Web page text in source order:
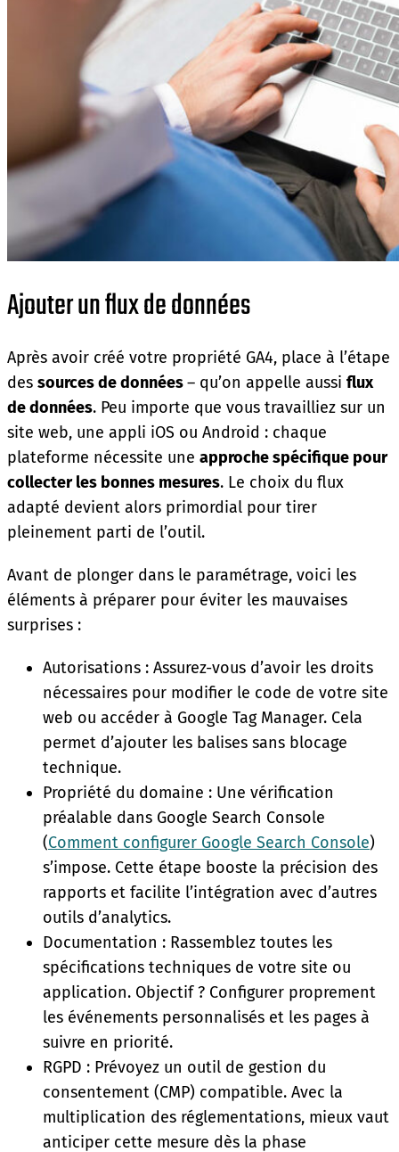
Ajouter un flux de données
Après avoir créé votre propriété GA4, place à l’étape
des sources de données– qu’on appelle aussi flux
de données. Peu importe que vous travailliez sur un
site web, une appli iOS ou Android : chaque
plateforme nécessite une approche spécifique pour
collecter les bonnes mesures. Le choix du flux
adapté devient alors primordial pour tirer
pleinement parti de l’outil.
Avant de plonger dans le paramétrage, voici les
éléments à préparer pour éviter les mauvaises
surprises :
Autorisations : Assurez-vous d’avoir les droits
nécessaires pour modifier le code de votre site
web ou accéder à Google Tag Manager. Cela
permet d’ajouter les balises sans blocage
technique.
Propriété du domaine : Une vérification
préalable dans Google Search Console
(Comment configurer Google Search Console)
s’impose. Cette étape booste la précision des
rapports et facilite l’intégration avec d’autres
outils d’analytics.
Documentation : Rassemblez toutes les
spécifications techniques de votre site ou
application. Objectif ? Configurer proprement
les événements personnalisés et les pages à
suivre en priorité.
RGPD : Prévoyez un outil de gestion du
consentement (CMP) compatible. Avec la
multiplication des réglementations, mieux vaut
anticiper cette mesure dès la phase